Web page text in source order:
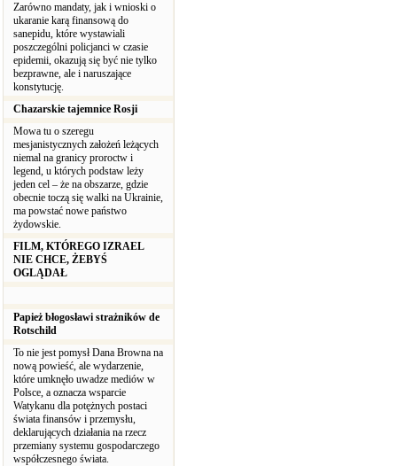
Zarówno mandaty, jak i wnioski o
ukaranie karą finansową do
sanepidu, które wystawiali
poszczególni policjanci w czasie
epidemii, okazują się być nie tylko
bezprawne, ale i naruszające
konstytucję.
Chazarskie tajemnice Rosji
Mowa tu o szeregu
mesjanistycznych założeń leżących
niemal na granicy proroctw i
legend, u których podstaw leży
jeden cel – że na obszarze, gdzie
obecnie toczą się walki na Ukrainie,
ma powstać nowe państwo
żydowskie.
FILM, KTÓREGO IZRAEL
NIE CHCE, ŻEBYŚ
OGLĄDAŁ
Papież błogosławi strażników de
Rotschild
To nie jest pomysł Dana Browna na
nową powieść, ale wydarzenie,
które umknęło uwadze mediów w
Polsce, a oznacza wsparcie
Watykanu dla potężnych postaci
świata finansów i przemysłu,
deklarujących działania na rzecz
przemiany systemu gospodarczego
współczesnego świata.